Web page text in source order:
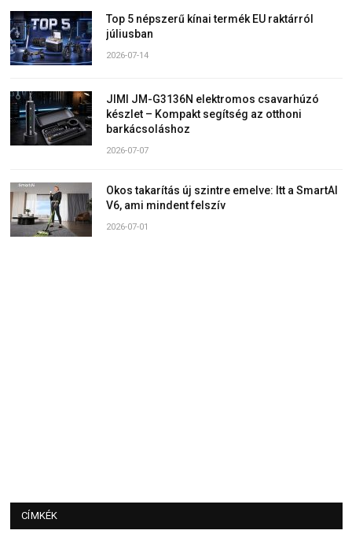
Top 5 népszerű kínai termék EU raktárról
júliusban
2026-07-14
JIMI JM-G3136N elektromos csavarhúzó
készlet – Kompakt segítség az otthoni
barkácsoláshoz
2026-07-07
Okos takarítás új szintre emelve: Itt a SmartAI
V6, ami mindent felszív
2026-07-01
CÍMKÉK